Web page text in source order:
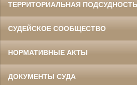
ТЕРРИТОРИАЛЬНАЯ ПОДСУДНОСТЬ
СУДЕЙСКОЕ СООБЩЕСТВО
НОРМАТИВНЫЕ АКТЫ
ДОКУМЕНТЫ СУДА